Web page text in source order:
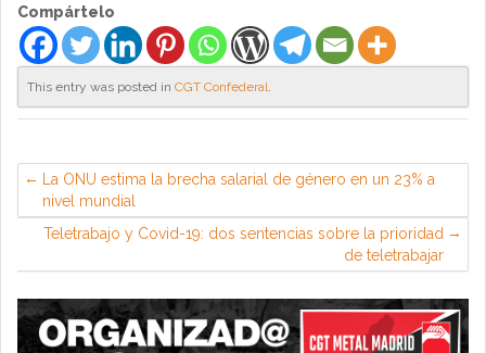
Compártelo
This entry was posted in CGT Confederal.
La ONU estima la brecha salarial de género en un 23% a
nivel mundial
Teletrabajo y Covid-19: dos sentencias sobre la prioridad
de teletrabajar